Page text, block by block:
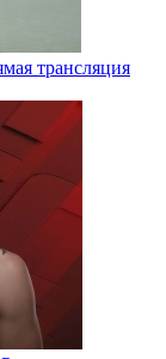
трансляция